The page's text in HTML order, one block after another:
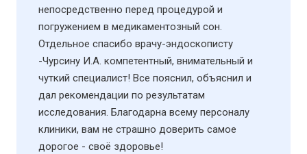
непосредственно перед процедурой и
погружением в медикаментозный сон.
Отдельное спасибо врачу-эндоскописту
-Чурсину И.А. компетентный, внимательный и
чуткий специалист! Все пояснил, объяснил и
дал рекомендации по результатам
исследования. Благодарна всему персоналу
клиники, вам не страшно доверить самое
дорогое - своё здоровье!